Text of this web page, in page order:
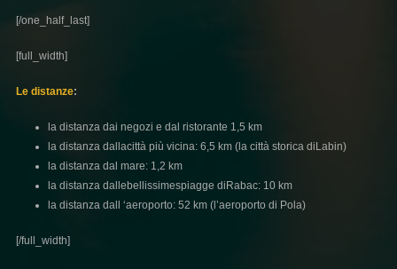
[/one_half_last]
[full_width]
Le distanze:
la distanza dai negozi e dal ristorante 1,5 km
la distanza dallacittà più vicina: 6,5 km (la città storica diLabin)
la distanza dal mare: 1,2 km
la distanza dallebellissimespiagge diRabac: 10 km
la distanza dall ‘aeroporto: 52 km (l’aeroporto di Pola)
[/full_width]